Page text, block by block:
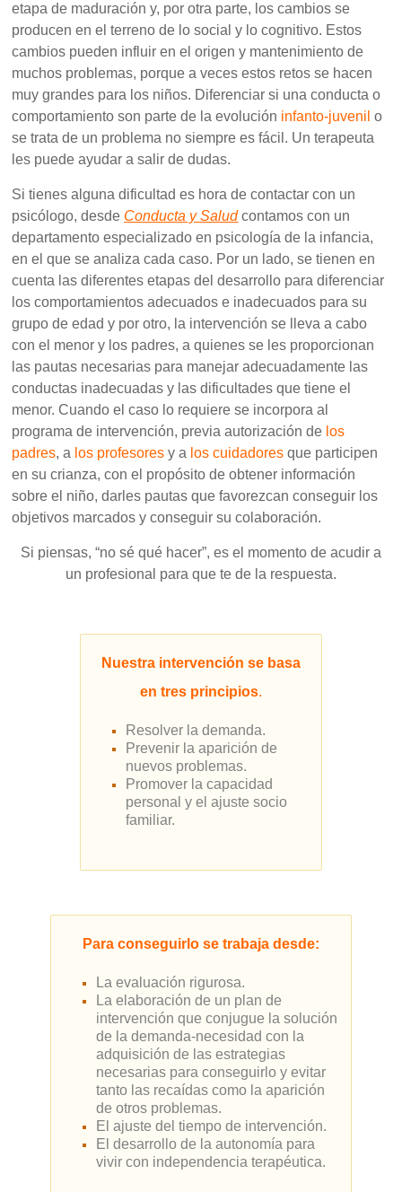
etapa de maduración y, por otra parte, los cambios se
producen en el terreno de lo social y lo cognitivo. Estos
cambios pueden influir en el origen y mantenimiento de
muchos problemas, porque a veces estos retos se hacen
muy grandes para los niños. Diferenciar si una conducta o
comportamiento son parte de la evolución infanto-juvenil o
se trata de un problema no siempre es fácil. Un terapeuta
les puede ayudar a salir de dudas.
Si tienes alguna dificultad es hora de contactar con un
psicólogo, desde Conducta y Salud contamos con un
departamento especializado en psicología de la infancia,
en el que se analiza cada caso. Por un lado, se tienen en
cuenta las diferentes etapas del desarrollo para diferenciar
los comportamientos adecuados e inadecuados para su
grupo de edad y por otro, la intervención se lleva a cabo
con el menor y los padres, a quienes se les proporcionan
las pautas necesarias para manejar adecuadamente las
conductas inadecuadas y las dificultades que tiene el
menor. Cuando el caso lo requiere se incorpora al
programa de intervención, previa autorización de los
padres, a los profesores y a los cuidadores que participen
en su crianza, con el propósito de obtener información
sobre el niño, darles pautas que favorezcan conseguir los
objetivos marcados y conseguir su colaboración.
Si piensas, “no sé qué hacer”, es el momento de acudir a
un profesional para que te de la respuesta.
Nuestra intervención se basa
en tres principios.
Resolver la demanda.
Prevenir la aparición de
nuevos problemas.
Promover la capacidad
personal y el ajuste socio
familiar.
Para conseguirlo se trabaja desde:
La evaluación rigurosa.
La elaboración de un plan de
intervención que conjugue la solución
de la demanda-necesidad con la
adquisición de las estrategias
necesarias para conseguirlo y evitar
tanto las recaídas como la aparición
de otros problemas.
El ajuste del tiempo de intervención.
El desarrollo de la autonomía para
vivir con independencia terapéutica.